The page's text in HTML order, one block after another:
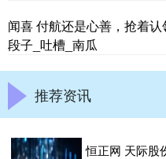
闻喜 付航还是心善，抢着认
段子_吐槽_南瓜
推荐资讯
恒正网 天际股